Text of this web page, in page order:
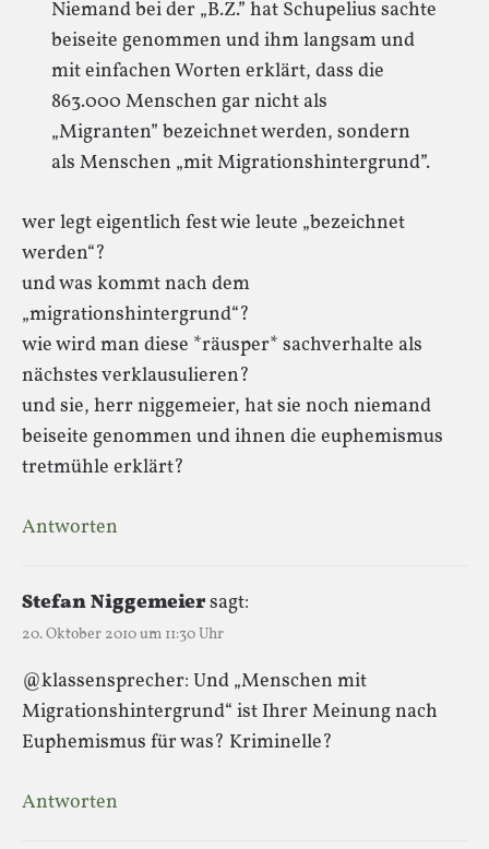
Niemand bei der „B.Z.” hat Schupelius sachte
beiseite genommen und ihm langsam und
mit einfachen Worten erklärt, dass die
863.000 Menschen gar nicht als
„Migranten” bezeichnet werden, sondern
als Menschen „mit Migrationshintergrund”.
wer legt eigentlich fest wie leute „bezeichnet
werden“?
und was kommt nach dem
„migrationshintergrund“?
wie wird man diese *räusper* sachverhalte als
nächstes verklausulieren?
und sie, herr niggemeier, hat sie noch niemand
beiseite genommen und ihnen die euphemismus
tretmühle erklärt?
Antworten
Stefan Niggemeiersagt:
20. Oktober 2010 um 11:30 Uhr
@klassensprecher: Und „Menschen mit
Migrationshintergrund“ ist Ihrer Meinung nach
Euphemismus für was? Kriminelle?
Antworten